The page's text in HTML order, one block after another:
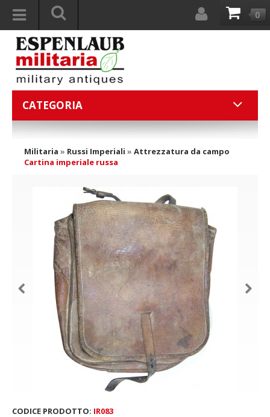
0
CATEGORIA
Militaria » Russi Imperiali » Attrezzatura da campo
Cartina imperiale russa
CODICE PRODOTTO: IR083